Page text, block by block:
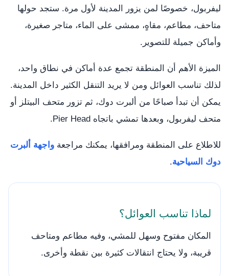
ليفربول، خصوصًا لمن يزور المدينة لأول مرة. ستجد حولها
متاحف، مطاعم، مقاهٍ، ممشى على الماء، متاجر صغيرة،
وأماكن جميلة للتصوير.
الميزة الأهم أن المنطقة تجمع عدة أماكن في نطاق واحد،
لذلك تناسب العوائل ومن لا يريد التنقل الكثير داخل المدينة.
يمكن أن تبدأ صباحًا من ألبرت دوك، ثم تزور متحف البيتلز أو
متحف ليفربول، وبعدها تمشي باتجاه Pier Head.
للاطلاع على المنطقة ومرافقها، يمكنك مراجعة واجهة ألبرت
دوك السياحية.
لماذا تناسب العوائل؟
المكان مفتوح وسهل للمشي، وفيه مطاعم ومتاحف
قريبة، ولا يحتاج انتقالات كثيرة بين نقطة وأخرى.